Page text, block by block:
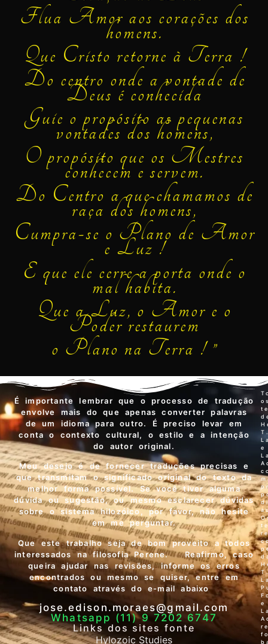
Flua Amor aos corações dos
homens.
Que Cristo retorne à Terra !
Do centro onde a vontade de
Deus é conhecida
Guie o propósito as pequenas
vontades dos homens,
O propósito que os Mestres
conhecem e servem.
Do Centro a que chamamos de
raça dos homens,
Cumpra-se o Plano de Amor
e Luz !
E que ele cerre a porta onde o
mal habita.
Que a Luz, o Amor e o
Poder restaurem
o Plano na Terra ! ”
É importante lembrar que o processo de tradução
envolve mais do que apenas converter palavras
de um idioma para outro. É preciso levar em
conta o contexto cultural, o estilo e a intenção
do autor original.
Meu desejo é de fornecer traduções precisas e
que transmitam o significado original do texto da
melhor forma possível. Se você tiver alguma
dúvida ou sugestão, ou mesmo esclarecer dúvidas
sobre o sistema hilozóico, por favor, não hesite
em me perguntar.
Que este trabalho seja de bom proveito a todos
interessados na filosofia Perene. Reafirmo, caso
queira ajudar nas revisões, informe os erros
encontrados ou mesmo se quiser, entre em
contato através do e-mail abaixo
jose.edison.moraes@gmail.com
Whatsapp (11) 9 7202 6747
Links dos sites fonte
Hylozoic Studies
e
e